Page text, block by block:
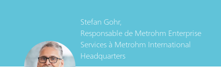
Stefan Gohr,
Responsable de Metrohm Enterprise
Servicesà Metrohm International
Headquarters